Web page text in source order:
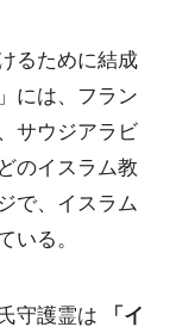
るために結成
には、フラン
サウジアラビ
のイスラム教
で、イスラム
る。
守護霊は
「イ